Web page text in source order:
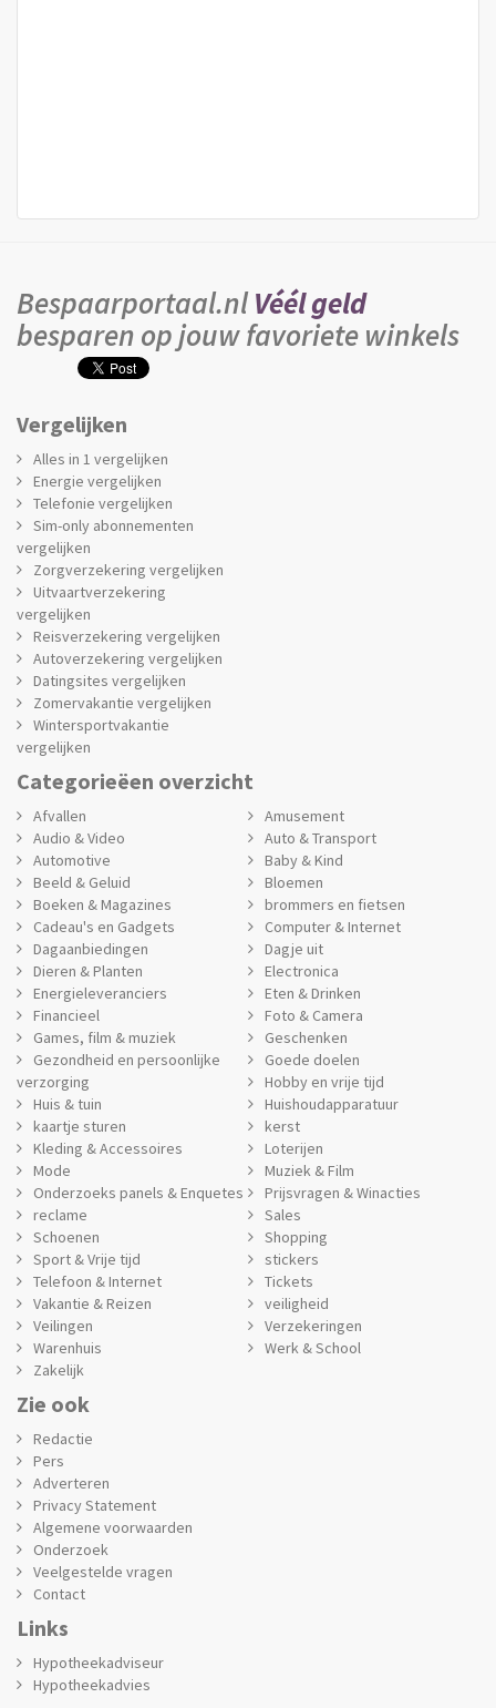
Bespaarportaal.nlVéél geld
besparen op jouw favoriete winkels
Vergelijken
Alles in 1 vergelijken
Energie vergelijken
Telefonie vergelijken
Sim-only abonnementen
vergelijken
Zorgverzekering vergelijken
Uitvaartverzekering
vergelijken
Reisverzekering vergelijken
Autoverzekering vergelijken
Datingsites vergelijken
Zomervakantie vergelijken
Wintersportvakantie
vergelijken
Categorieëen overzicht
Afvallen
Amusement
Audio & Video
Auto & Transport
Automotive
Baby & Kind
Beeld & Geluid
Bloemen
Boeken & Magazines
brommers en fietsen
Cadeau's en Gadgets
Computer & Internet
Dagaanbiedingen
Dagje uit
Dieren & Planten
Electronica
Energieleveranciers
Eten & Drinken
Financieel
Foto & Camera
Games, film & muziek
Geschenken
Gezondheid en persoonlijke
verzorging
Goede doelen
Hobby en vrije tijd
Huis & tuin
Huishoudapparatuur
kaartje sturen
kerst
Kleding & Accessoires
Loterijen
Mode
Muziek & Film
Onderzoeks panels & Enquetes
Prijsvragen & Winacties
reclame
Sales
Schoenen
Shopping
Sport & Vrije tijd
stickers
Telefoon & Internet
Tickets
Vakantie & Reizen
veiligheid
Veilingen
Verzekeringen
Warenhuis
Werk & School
Zakelijk
Zie ook
Redactie
Pers
Adverteren
Privacy Statement
Algemene voorwaarden
Onderzoek
Veelgestelde vragen
Contact
Links
Hypotheekadviseur
Hypotheekadvies